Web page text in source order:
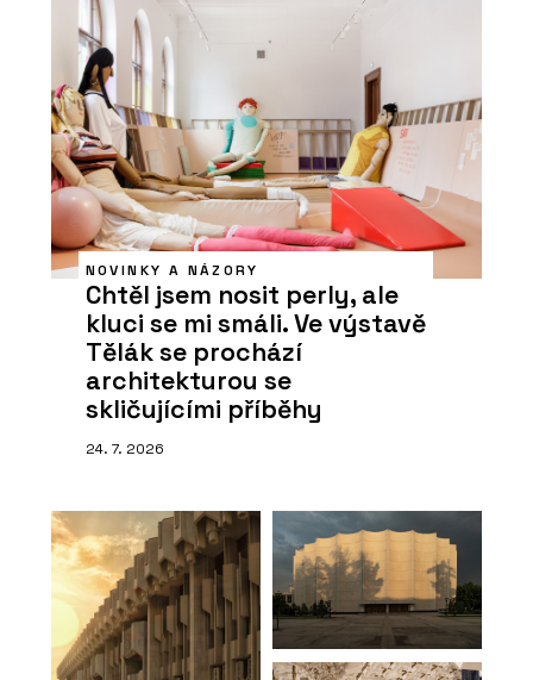
NOVINKY A NÁZORY
Chtěl jsem nosit perly, ale
kluci se mi smáli. Ve výstavě
Tělák se prochází
architekturou se
skličujícími příběhy
24. 7. 2026